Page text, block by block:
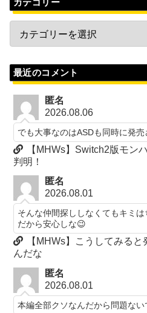
最近のコメント
匿名
2026.08.06
でも大事なのはASDも同時に発
【MHWs】Switch2版モン
判明！
匿名
2026.08.01
そんな仲間探ししなくてもキミ
だから安心しな😉
【MHWs】こうしてみる
んだな
匿名
2026.08.01
本編全部クソなんだから問題な